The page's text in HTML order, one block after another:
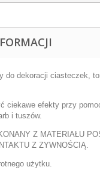
do dekoracji ciasteczek,
ciekawe efekty przy
i tuszów.
Z MATERIAŁU
Z ZYWNOŚCIĄ.
użytku.